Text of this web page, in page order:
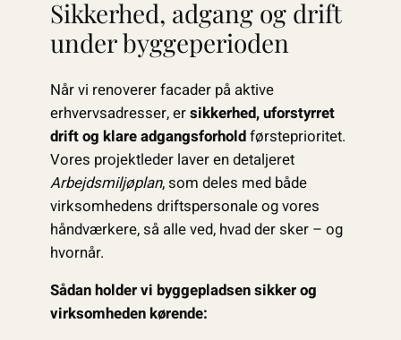
Sikkerhed, adgang og drift
under byggeperioden
Når vi renoverer facader på aktive
erhvervsadresser, ersikkerhed, uforstyrret
drift og klare adgangsforholdførsteprioritet.
Vores projektleder laver en detaljeret
Arbejdsmiljøplan, som deles med både
virksomhedens driftspersonale og vores
håndværkere, så alle ved, hvad der sker – og
hvornår.
Sådan holder vi byggepladsen sikker og
virksomheden kørende: